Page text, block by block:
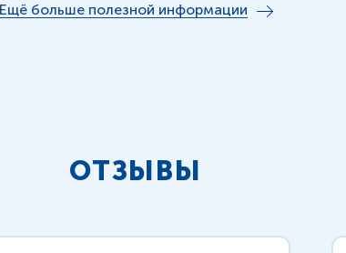
Ещё больше полезной информации
ОТЗЫВЫ